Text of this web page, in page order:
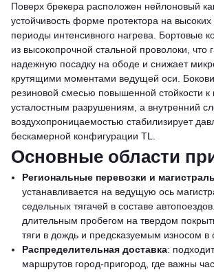
Поверх брекера расположен нейлоновый
устойчивость форме протектора на высоких
периоды интенсивного нагрева. Бортовые
из высокопрочной стальной проволоки, что
надежную посадку на ободе и снижает
крутящими моментами ведущей оси.
резиновой смесью повышенной стойкости к
усталостным разрушениям, а внутренний
воздухопроницаемостью стабилизирует
бескамерной конфигурации TL.
Основные области
Региональные перевозки и
устанавливается на ведущую ось
седельных тягачей в составе
длительным пробегом на твердом
тяги в дождь и предсказуемым износом в
Распределительная доставка:
маршрутов город-пригород, где важны